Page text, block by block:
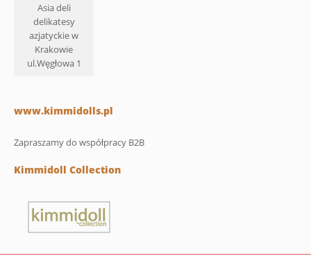
Asia deli
delikatesy
azjatyckie w
Krakowie
ul.Węgłowa 1
www.kimmidolls.pl
Zapraszamy do współpracy B2B
Kimmidoll Collection